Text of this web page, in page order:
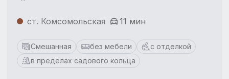
ст. Комсомольская 11 мин
Смешанная без мебели
с отделкой
в пределах садового кольца